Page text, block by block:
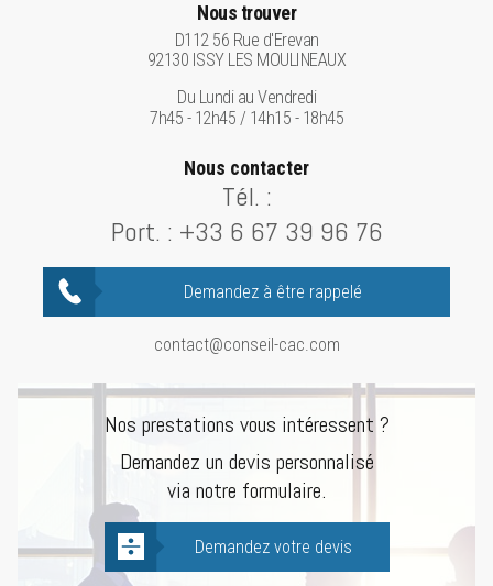
Nous trouver
D112 56 Rue d'Erevan
92130 ISSY LES MOULINEAUX
Du Lundi au Vendredi
7h45 - 12h45 / 14h15 - 18h45
Nous contacter
Tél. :
Port. : +33 6 67 39 96 76
Demandez à être rappelé
contact@conseil-cac.com
Nos prestations vous intéressent ?
Demandez un devis personnalisé
via notre formulaire.
Demandez votre devis